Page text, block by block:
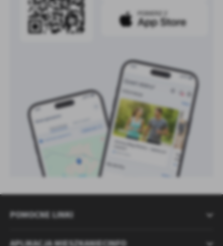
POMOCNE LINKI
APLIKACJA MIESZKANIECINFO